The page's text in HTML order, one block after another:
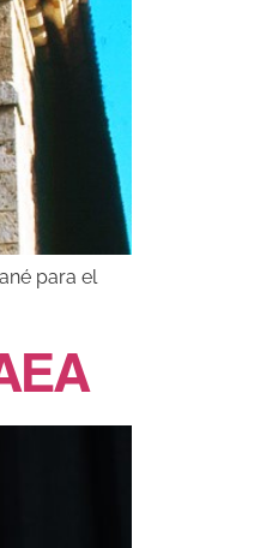
para el